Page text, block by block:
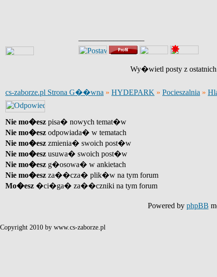
Wy�wietl posty z
cs-zaborze.pl Strona G��wna » HYDEPARK » Pocieszalnia »
Nie mo�esz pisa� nowych temat�w
Nie mo�esz odpowiada� w tematach
Nie mo�esz zmienia� swoich post�w
Nie mo�esz usuwa� swoich post�w
Nie mo�esz g�osowa� w ankietach
Nie mo�esz za��cza� plik�w na tym forum
Mo�esz �ci�ga� za��czniki na tym forum
Powered by phpBB
Copyright 2010 by www.cs-zaborze.pl